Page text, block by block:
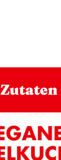
Zutaten